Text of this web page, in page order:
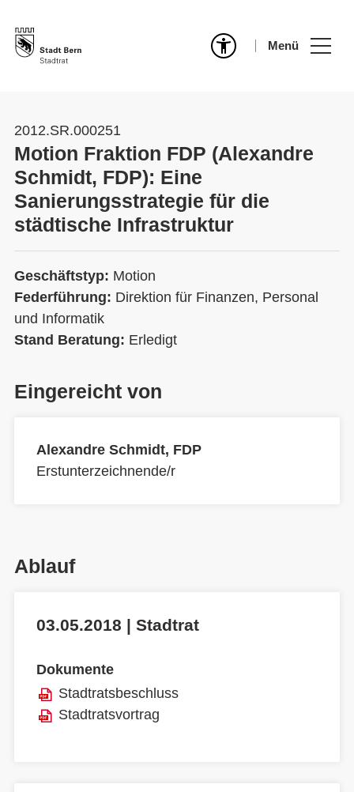
Menü
2012.SR.000251
Motion Fraktion FDP (Alexandre
Schmidt, FDP): Eine
Sanierungsstrategie für die
städtische Infrastruktur
Geschäftstyp: Motion
Federführung: Direktion für Finanzen, Personal
und Informatik
Stand Beratung: Erledigt
Eingereicht von
Alexandre Schmidt, FDP
Erstunterzeichnende/r
Ablauf
03.05.2018 | Stadtrat
Dokumente
Stadtratsbeschluss
Stadtratsvortrag